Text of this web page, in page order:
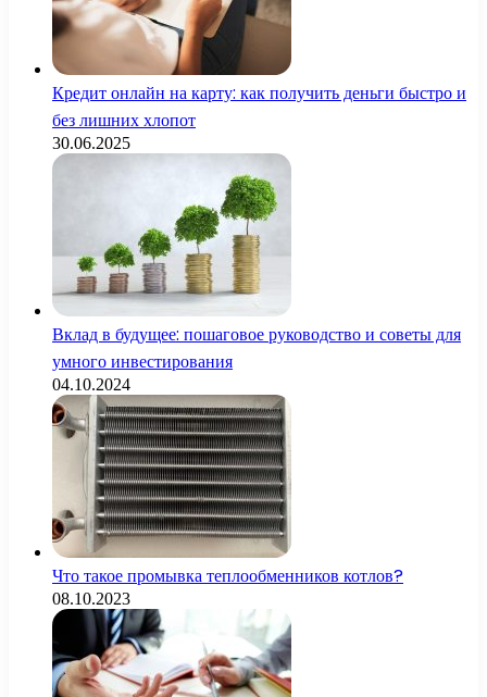
Кредит онлайн на карту: как получить деньги быстро и
без лишних хлопот
30.06.2025
Вклад в будущее: пошаговое руководство и советы для
умного инвестирования
04.10.2024
Что такое промывка теплообменников котлов?
08.10.2023